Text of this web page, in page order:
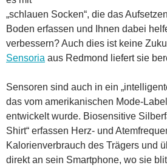
„schlauen Socken“, die das
Boden erfassen und Ihnen dabei
verbessern? Auch dies ist keine
Sensoria aus Redmond liefert sie
Sensoren sind auch in ein
das vom amerikanischen Mode-
entwickelt wurde. Biosensitive
Shirt“ erfassen Herz- und
Kalorienverbrauch des Trägers und
direkt an sein Smartphone, wo sie